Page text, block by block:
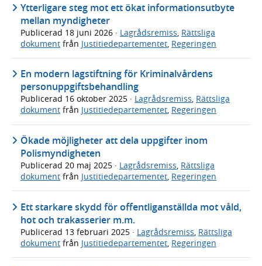
Ytterligare steg mot ett ökat informationsutbyte
mellan myndigheter
Publicerad 18 juni 2026 · Lagrådsremiss Rättsliga
dokument från Justitiedepartementet Regeringen
En modern lagstiftning för Kriminalvårdens
personuppgiftsbehandling
Publicerad 16 oktober 2025 · Lagrådsremiss, Rättsliga
dokument från Justitiedepartementet, Regeringen
Ökade möjligheter att dela uppgifter inom
Polismyndigheten
Publicerad 20 maj 2025 · Lagrådsremiss, Rättsliga
dokument från Justitiedepartementet, Regeringen
Ett starkare skydd för offentliganställda mot våld,
hot och trakasserier m.m.
Publicerad 13 februari 2025 · Lagrådsremiss Rättsliga
dokument från Justitiedepartementet Regeringen